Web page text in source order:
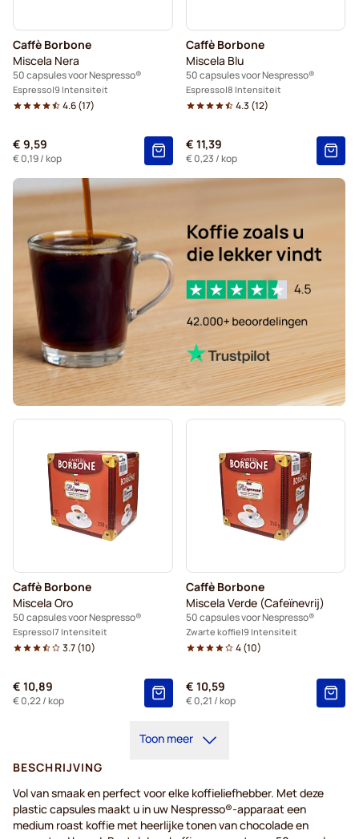
Alles voor uw koffie voor Nespresso®
Ontkalkings- en reinigingsproducten voor Nespresso®
Segafredo-koffiecapsules voor Nespresso®
Café René-koffiecapsules voor Nespresso®
Capsules voor Nespresso®
Gevalia-koffiecapsules voor Nespresso®
Belmio-koffiecapsules voor Nespresso®
Friele-koffiecapsules voor Nespresso®
Garibaldi-koffiecapsules voor Nespresso®
Caffè Borbone
Miscela Nera
50 capsules voor Nespresso®
Espresso 9 Intensiteit
4.6(17)
€ 9,59
€ 0,19/ kop
Caffè Borbone
Miscela Blu
50 capsules voor Nespresso®
Espresso 8 Intensiteit
4.3 (12)
€ 11,39
€ 0,23 / kop
Caffè Borbone
Miscela Oro
50 capsules voor Nespresso®
Espresso 7 Intensiteit
3.7(10)
€ 10,89
€ 0,22/ kop
Caffè Borbone
Miscela Verde (Cafeïnevrij)
50 capsules voor Nespresso®
Zwarte koffie 9 Intensiteit
4(10)
€ 10,59
€ 0,21 / kop
Toon meer
BESCHRIJVING
Vol van smaak en perfect voor elke koffieliefhebber. Met deze
plastic capsules maakt u in uw Nespresso®-apparaat een
medium roast koffie met heerlijke tonen van chocolade en